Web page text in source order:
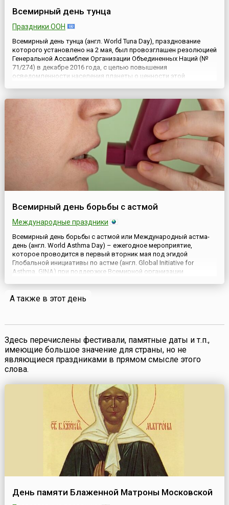
Всемирный день тунца
Праздники ООН
Всемирный день тунца (англ. World Tuna Day), празднование
которого установлено на 2 мая, был провозглашен резолюцией
Генеральной Ассамблеи Организации Объединенных Наций (№
71/274) в декабре 2016 года, с целью повышения
осведомленности населения планеты о ценности этой
преимуществах устойчиво...
Всемирный день борьбы с астмой
Международные праздники
Всемирный день борьбы с астмой или Международный астма-
день (англ. World Asthma Day) – ежегодное мероприятие,
которое проводится в первый вторник мая под эгидой
Глобальной инициативы по астме (англ. Global Initiative for
Asthma, GINA) при поддержке Всемирной организации
в 35 странах и был приурочен к Всемирному форуму по
бронхиальной астм...
А также в этот день
Здесь перечислены фестивали, памятные даты и т.п.,
имеющие большое значение для страны, но не
являющиеся праздниками в прямом смысле этого
слова.
День памяти Блаженной Матроны Московской